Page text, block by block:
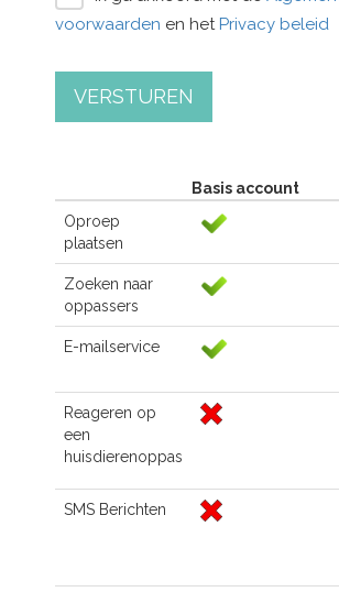
voorwaarden en het Privacy beleid
VERSTUREN
Basis account
Oproep
plaatsen
Zoeken naar
oppassers
E-mailservice
Reageren op
een
huisdierenoppas
SMS Berichten